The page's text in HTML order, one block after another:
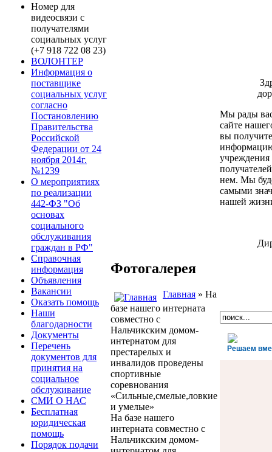
Номер для
видеосвязи с
получателями
социальных услуг
(+7 918 722 08 23)
ВОЛОНТЕР
Информация о
поставщике
социальных услуг
согласно
Постановлению
Правительства
Российской
Федерации от 24
ноября 2014г.
№1239
О мероприятиях
по реализации
442-ФЗ "Об
основах
социального
обслуживания
граждан в РФ"
Справочная
информация
Объявления
Вакансии
Оказать помощь
Наши
благодарности
Документы
Перечень
документов для
принятия на
социальное
обслуживание
СМИ О НАС
Бесплатная
юридическая
помощь
Порядок подачи
Фотогалерея
Главная » На
базе нашего интерната
совместно с
Нальчикским домом-
интернатом для
престарелых и
инвалидов проведены
спортивные
соревнования
«Сильные,смелые,ловкие
и умелые»
На базе нашего
интерната совместно с
Нальчикским домом-
Мы рады вас
сайте
вы
нем. Мы
самыми
нашей
Решаем